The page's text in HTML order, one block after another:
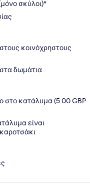
σκύλοι)*
κοινόχρηστους
δωμάτια
στο κατάλυμα (5.00 GBP
είναι